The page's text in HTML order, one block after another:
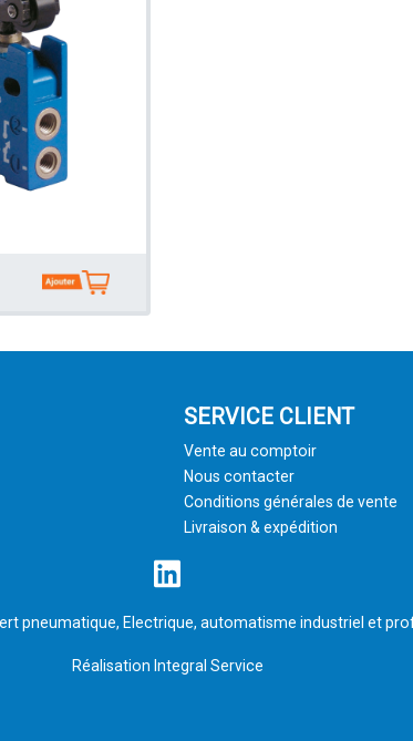
SERVICE CLIENT
Vente au comptoir
Nous contacter
Conditions générales de vente
Livraison & expédition
pneumatique, Electrique, automatisme industriel et
Réalisation Integral Service